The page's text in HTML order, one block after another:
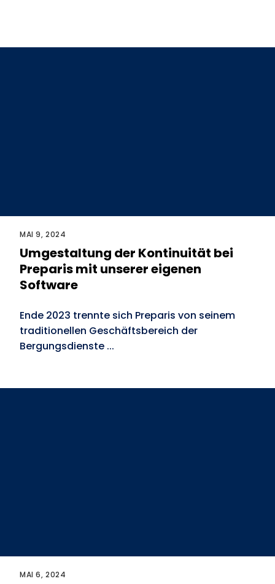
MAI 9, 2024
Umgestaltung der Kontinuität bei
Preparis mit unserer eigenen
Software
Ende 2023 trennte sich Preparis von seinem
traditionellen Geschäftsbereich der
Bergungsdienste ...
MAI 6, 2024